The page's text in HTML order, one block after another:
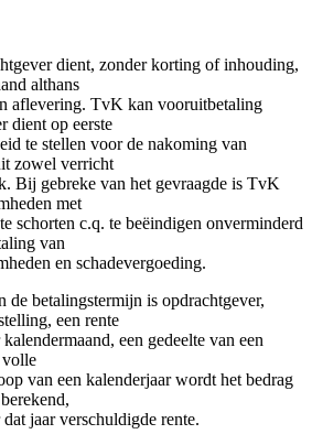
dient, zonder korting of inhouding,
althans
aflevering. TvK kan vooruitbetaling
dient op eerste
te stellen voor de nakoming van
zowel verricht
Bij gebreke van het gevraagde is TvK
met
schorten c.q. te beëindigen onverminderd
van
en schadevergoeding.
de betalingstermijn is opdrachtgever,
een rente
een gedeelte van een
volle
van een kalenderjaar wordt het bedrag
jaar verschuldigde rente.